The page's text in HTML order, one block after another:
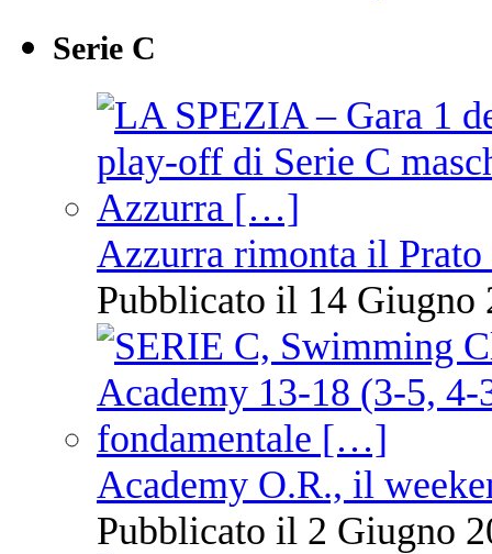
Serie C
Azzurra rimonta il Prato
Pubblicato il 14 Giugno
Academy O.R., il
Pubblicato il 2 Giugno